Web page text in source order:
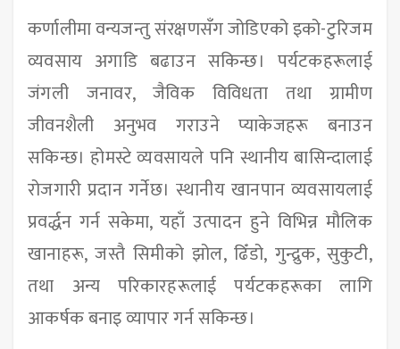
कर्णालीमा वन्यजन्तु संरक्षणसँग जोडिएको इको-टुरिजम
व्यवसाय अगाडि बढाउन सकिन्छ। पर्यटकहरूलाई
जंगली जनावर, जैविक विविधता तथा ग्रामीण
जीवनशैली अनुभव गराउने प्याकेजहरू बनाउन
सकिन्छ। होमस्टे व्यवसायले पनि स्थानीय बासिन्दालाई
रोजगारी प्रदान गर्नेछ। स्थानीय खानपान व्यवसायलाई
प्रवर्द्धन गर्न सकेमा, यहाँ उत्पादन हुने विभिन्न मौलिक
खानाहरू, जस्तै सिमीको झोल, ढिँडो, गुन्द्रुक, सुकुटी,
तथा अन्य परिकारहरूलाई पर्यटकहरूका लागि
आकर्षक बनाइ व्यापार गर्न सकिन्छ।